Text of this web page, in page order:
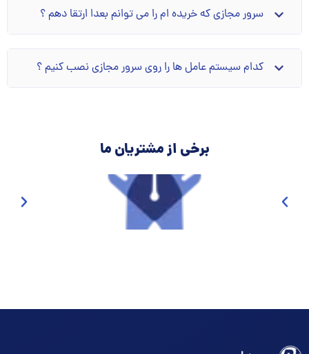
سرور مجازی که خریده ام را می توانم بعدا ارتقا دهم ؟
کدام سیستم عامل ها را روی سرور مجازی نصب کنیم ؟
برخی از مشتریان ما